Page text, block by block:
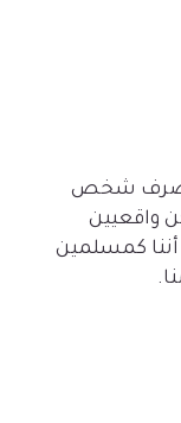
تصرف شخص
واقعيين
أننا كمسلمين